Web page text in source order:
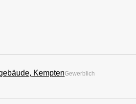
KemptenGewerblich